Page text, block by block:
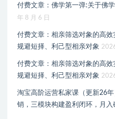
付费文章：佛学第一弹:关于佛
年 8 月 6 日
付费文章：相亲筛选对象的高效
规避短择、利己型相亲对象
付费文章：相亲筛选对象的高效
规避短择、利己型相亲对象
淘宝高阶运营私家课（更新26
销，三模块构建盈利闭环，月入